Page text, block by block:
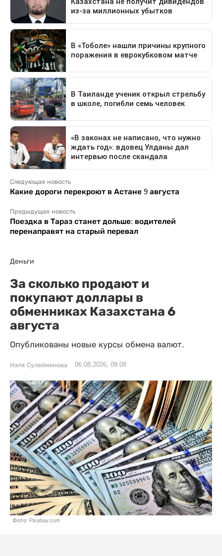
Следующая новость
Какие дороги перекроют в Астане 9 августа
Предыдущая новость
Поездка в Тараз станет дольше: водителей
перенаправят на старый перевал
Деньги
За сколько продают и
покупают доллары в
обменниках Казахстана 6
августа
Опубликованы новые курсы обмена валют.
Нэля Сулейменова 06.08.2026, 09:08
Фото: Pixabay.com